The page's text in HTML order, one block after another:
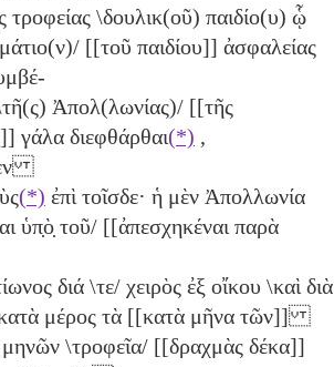
τροφείας \δουλικ(οῦ) παιδίο(υ) ᾧ
[[τοῦ παιδίου]] ἀσφαλείας
Ἀπολ(λωνίας)/ [[τῆς
γάλα διεφθάρθαι(*) ,
(*) ἐπὶ τοῖσδε· ἡ μὲν Ἀπολλωνία
ὑπ̣ὸ̣ τοῦ/ [[ἀπεσχηκέναι παρὰ
διά \τε/ χειρὸς ἐξ οἴκου \καὶ διὰ
κατὰ μέρος τὰ [[κατὰ μῆνα τῶν]]
μηνῶν \τροφεῖα/ [[δραχμὰς δέκα]]